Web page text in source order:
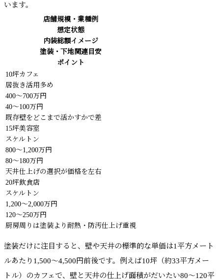
います。
店舗規模・業種例
想定状態
内装総額イメージ
塗装・下地関連目安
ポイント
10坪カフェ
居抜き活用多め
400〜700万円
40〜100万円
既存壁をどこまで活かすかで差
15坪美容室
スケルトン
800〜1,200万円
80〜180万円
天井仕上げの選択が価格を左右
20坪飲食店
スケルトン
1,200〜2,000万円
120〜250万円
厨房周りは塗装より耐熱・防汚仕上げ重視
塗装だけに注目すると、壁や天井の標準的な単価は1平方メート
ルあたり1,500〜4,500円前後です。例えば10坪（約33平方メー
トル）のカフェで、壁と天井の仕上げ面積がだいたい80〜120平